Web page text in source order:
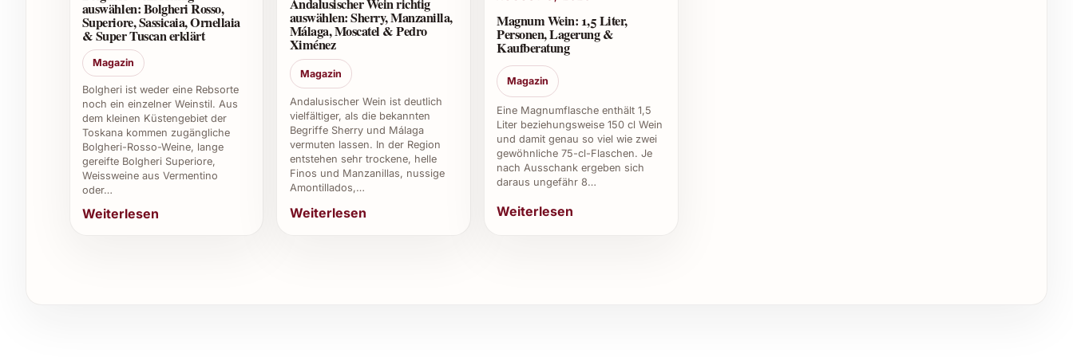
5. Woher stammt der Wein?
Der Livio Felluga Sharis wird im Friaul-Julisch Venetien in Norditalien hergestellt, einer der
bedeutendsten Weinregionen, die für ihre hochwertigen Weissweine bekannt ist.
6. Ist der Wein biologisch oder nachhaltig produziert?
Livio Felluga legt grossen Wert auf nachhaltige und umweltfreundliche Produktionsmethoden, um die
Qualität und Reinheit des Weins zu gewährleisten. Details zu Zertifizierungen können beim Hersteller
angefragt werden.
auswählen: Bolgheri Rosso,
Superiore, Sassicaia, Ornellaia
& Super Tuscan erklärt
Magazin
Bolgheri ist weder eine Rebsorte
noch ein einzelner Weinstil. Aus
dem kleinen Küstengebiet der
Toskana kommen zugängliche
Bolgheri-Rosso-Weine, lange
gereifte Bolgheri Superiore,
Weissweine aus Vermentino
oder…
Weiterlesen
auswählen: Sherry, Manzanilla,
Málaga, Moscatel & Pedro
Ximénez
Magazin
Andalusischer Wein ist deutlich
vielfältiger, als die bekannten
Begriffe Sherry und Málaga
vermuten lassen. In der Region
entstehen sehr trockene, helle
Finos und Manzanillas, nussige
Amontillados,…
Weiterlesen
Magnum Wein: 1,5 Liter,
Personen, Lagerung &
Kaufberatung
Magazin
Eine Magnumflasche enthält 1,5
Liter beziehungsweise 150 cl Wein
und damit genau so viel wie zwei
gewöhnliche 75-cl-Flaschen. Je
nach Ausschank ergeben sich
daraus ungefähr 8…
Weiterlesen